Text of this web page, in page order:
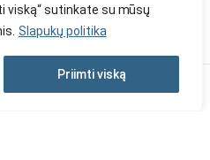
viską“ sutinkate su mūsų
Slapukų politika
Priimti viską
TauBaldai.lt sutikimo draudžiama
politika